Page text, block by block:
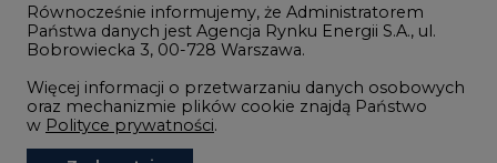
Zielone samorządy
Zielona gospodarka
Równocześnie informujemy, że Administratorem
Państwa danych jest Agencja Rynku Energii S.A., ul.
Bobrowiecka 3, 00-728 Warszawa.
Więcej informacji o przetwarzaniu danych osobowych
oraz mechanizmie plików cookie znajdą Państwo
w Polityce prywatności.